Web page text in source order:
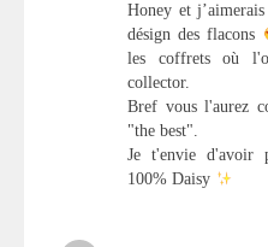
Honey et
désign des flacons
les coffrets où
collector.
Bref vous l'aurez
"the best".
Je t'envie d'avoir
100% Daisy